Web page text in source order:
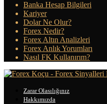
Banka Hesap Bilgileri
Kariyer
Dolar Ne Olur?
Forex Nedir?
Forex Altın Analizleri
Forex Anlık Yorumları
Nasıl FK Kullanırım?
Zarar Olasılığınız
Hakkımızda